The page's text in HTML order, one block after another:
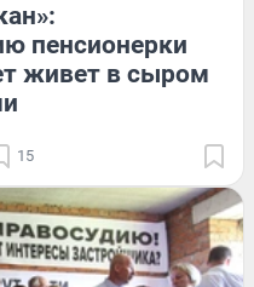
пенсионерки
живет в сыром
15